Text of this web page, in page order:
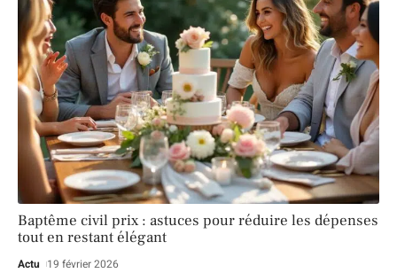
Baptême civil prix : astuces pour réduire les dépenses
tout en restant élégant
Actu 19 février 2026